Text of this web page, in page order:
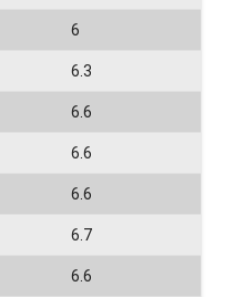
6
6.3
6.6
6.6
6.6
6.7
6.6